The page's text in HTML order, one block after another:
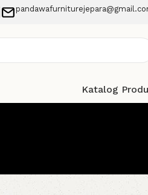
Katalog